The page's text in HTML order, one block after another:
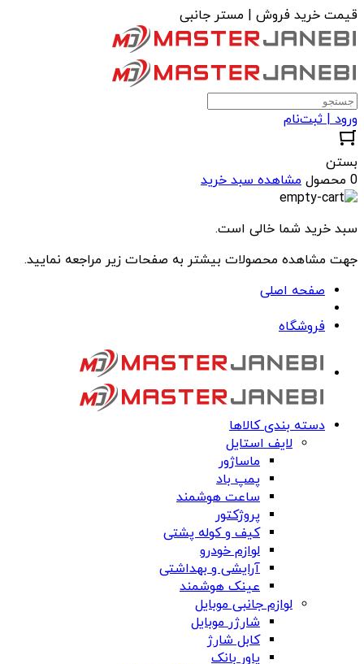
قیمت خرید فروش | مستر جانبی
ورود | ثبت‌نام
بستن
0 محصول
مشاهده سبد خرید
سبد خرید شما خالی است.
جهت مشاهده محصولات بیشتر به صفحات زیر مراجعه نمایید.
صفحه اصلی
فروشگاه
دسته بندی کالاها
لایف استایل
ماساژور
پمپ باد
ساعت هوشمند
پروژکتور
کیف و کوله پشتی
لوازم خودرو
آرایشی و بهداشتی
عینک هوشمند
لوازم جانبی موبایل
شارژر موبایل
کابل شارژ
پاور بانک